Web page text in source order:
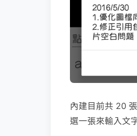
內建目前共 20
選一張來輸入文